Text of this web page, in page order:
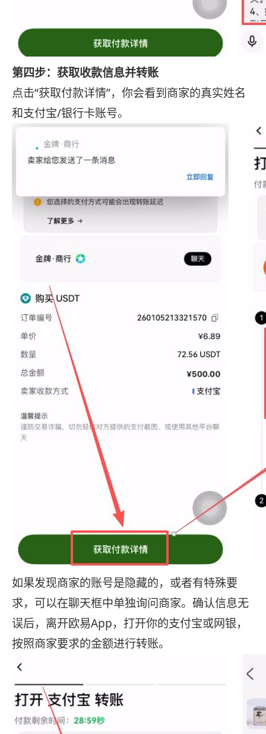
第四步：获取收款信息并转账
点击“获取付款详情”，你会看到商家的真实姓名
和支付宝/银行卡账号。
如果发现商家的账号是隐藏的，或者有特殊要
求，可以在聊天框中单独询问商家。确认信息无
误后，离开欧易App，打开你的支付宝或网银，
按照商家要求的金额进行转账。